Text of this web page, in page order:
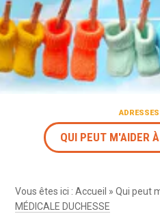
QUI PEUT M'AIDER
Vous êtes ici :Accueil »Qui peut
MÉDICALE DUCHESSE